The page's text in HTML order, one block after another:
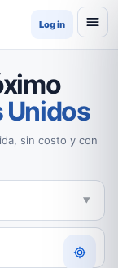
Log in
Unidos
sin costo y con